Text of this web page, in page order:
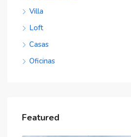
Villa
Loft
Casas
Oficinas
Featured